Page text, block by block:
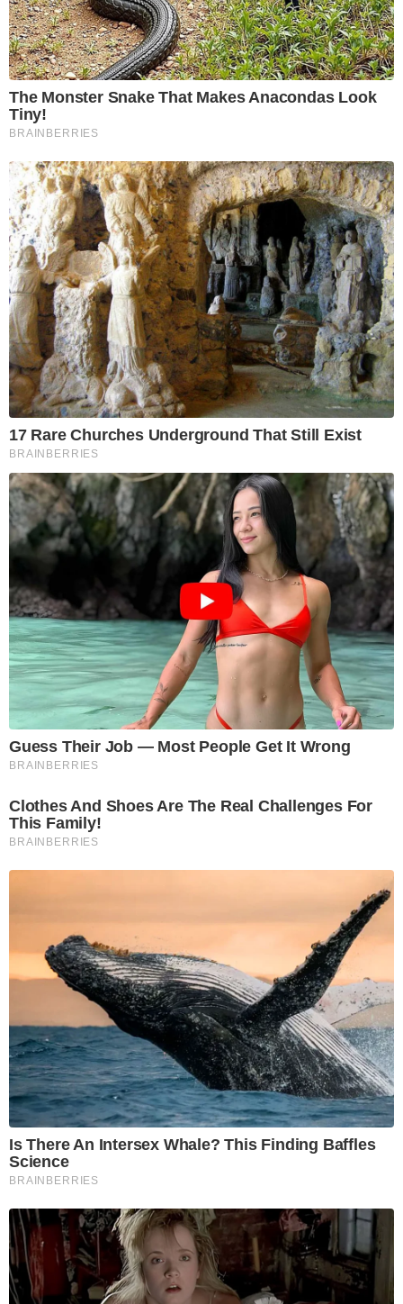
The Monster Snake That Makes Anacondas Look
Tiny!
BRAINBERRIES
17 Rare Churches Underground That Still Exist
BRAINBERRIES
Guess Their Job — Most People Get It Wrong
BRAINBERRIES
Clothes And Shoes Are The Real Challenges For
This Family!
BRAINBERRIES
Is There An Intersex Whale? This Finding Baffles
Science
BRAINBERRIES